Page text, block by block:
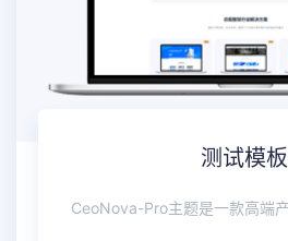
测试模板